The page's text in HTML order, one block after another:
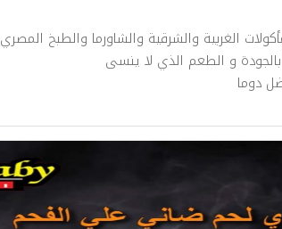
الغربية والشرقية والشاورما والطبخ المصري
و الطعم الذي لا ينسى
دوما